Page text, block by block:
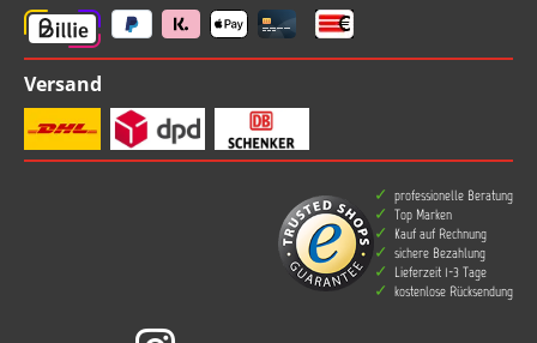
Versand
professionelle Beratung
Top Marken
Kauf auf Rechnung
sichere Bezahlung
Lieferzeit 1-3 Tage
kostenlose Rücksendung